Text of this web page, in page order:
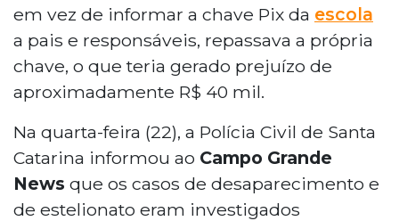
em vez de informar a chave Pix da escola
a pais e responsáveis, repassava a própria
chave, o que teria gerado prejuízo de
aproximadamente R$ 40 mil.
Na quarta-feira (22), a Polícia Civil de Santa
Catarina informou ao Campo Grande
News que os casos de desaparecimento e
de estelionato eram investigados